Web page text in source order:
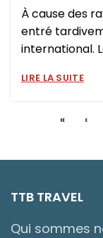
À cause des
entré
international.
LIRE LA SUITE
« ‹
TTB TRAVEL
Qui sommes